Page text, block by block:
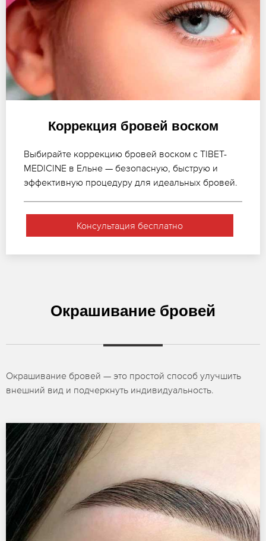
Коррекция бровей воском
Выбирайте коррекцию бровей воском с TIBET-
MEDICINE в Ельне — безопасную, быструю и
эффективную процедуру для идеальных бровей.
Консультация бесплатно
Окрашивание бровей
Окрашивание бровей — это простой способ улучшить
внешний вид и подчеркнуть индивидуальность.